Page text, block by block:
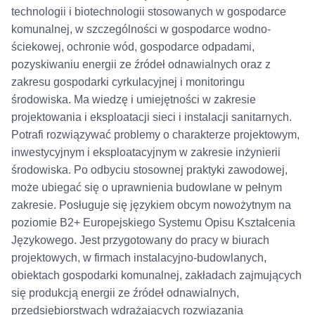
technologii i biotechnologii stosowanych w gospodarce
komunalnej, w szczególności w gospodarce wodno-
ściekowej, ochronie wód, gospodarce odpadami,
pozyskiwaniu energii ze źródeł odnawialnych oraz z
zakresu gospodarki cyrkulacyjnej i monitoringu
środowiska. Ma wiedzę i umiejętności w zakresie
projektowania i eksploatacji sieci i instalacji sanitarnych.
Potrafi rozwiązywać problemy o charakterze projektowym,
inwestycyjnym i eksploatacyjnym w zakresie inżynierii
środowiska. Po odbyciu stosownej praktyki zawodowej,
może ubiegać się o uprawnienia budowlane w pełnym
zakresie. Posługuje się językiem obcym nowożytnym na
poziomie B2+ Europejskiego Systemu Opisu Kształcenia
Językowego. Jest przygotowany do pracy w biurach
projektowych, w firmach instalacyjno-budowlanych,
obiektach gospodarki komunalnej, zakładach zajmujących
się produkcją energii ze źródeł odnawialnych,
przedsiębiorstwach wdrażających rozwiązania